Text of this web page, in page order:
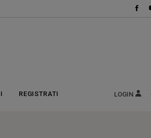
REGISTRATI LOGIN